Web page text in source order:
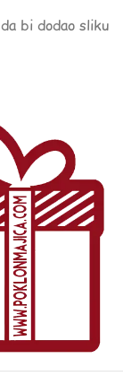
bi dodao sliku